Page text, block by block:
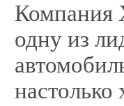
Компания
одну из